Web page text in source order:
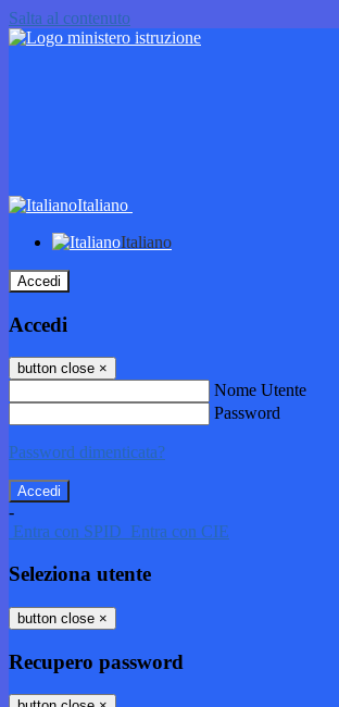
Salta al contenuto
Italiano
Italiano
Accedi
Accedi
button close ×
Nome Utente
Password
Password dimenticata?
-
Entra con SPID Entra con CIE
Seleziona utente
button close ×
Recupero password